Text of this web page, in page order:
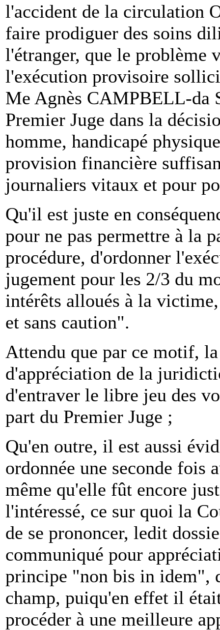
l'accident de la circulation
faire prodiguer des soins
l'étranger, que le problème
l'exécution provisoire
Me Agnès CAMPBELL-da
Premier Juge dans la
homme, handicapé
provision financière
journaliers vitaux et pour
Qu'il est juste en
pour ne pas permettre à la
procédure, d'ordonner
jugement pour les 2/3 du
intérêts alloués à la
et sans caution".
Attendu que par ce motif,
d'appréciation de la
d'entraver le libre jeu des
part du Premier Juge ;
Qu'en outre, il est aussi
ordonnée une seconde fois
même qu'elle fût encore
l'intéressé, ce sur quoi la
de se prononcer, ledit
communiqué pour
principe "non bis in idem",
champ, puiqu'en effet il
procéder à une meilleure